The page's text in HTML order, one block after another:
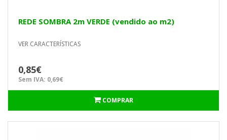
REDE SOMBRA 2m VERDE (vendido ao m2)
VER CARACTERÍSTICAS
0,85€
Sem IVA: 0,69€
COMPRAR